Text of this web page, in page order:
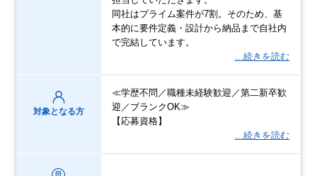
同社はプライム案件が7割。そのため、基
本的に要件定義・設計から納品まで自社内
で完結しています。
…続きを読む
対象となる方
≪学歴不問／職種未経験歓迎／第二新卒歓
迎／ブランクOK≫
【応募資格】
…続きを読む